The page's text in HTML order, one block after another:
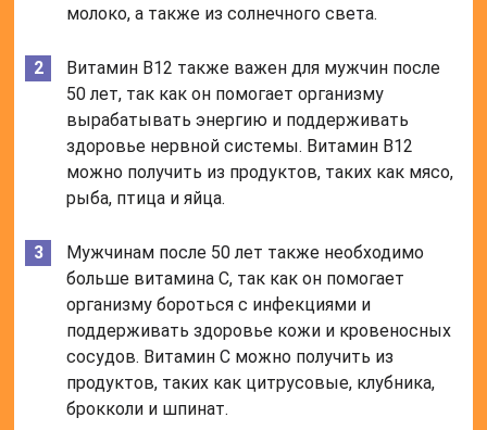
молоко, а также из солнечного света.
Витамин B12 также важен для мужчин после
50 лет, так как он помогает организму
вырабатывать энергию и поддерживать
здоровье нервной системы. Витамин B12
можно получить из продуктов, таких как мясо,
рыба, птица и яйца.
Мужчинам после 50 лет также необходимо
больше витамина C, так как он помогает
организму бороться с инфекциями и
поддерживать здоровье кожи и кровеносных
сосудов. Витамин C можно получить из
продуктов, таких как цитрусовые, клубника,
брокколи и шпинат.